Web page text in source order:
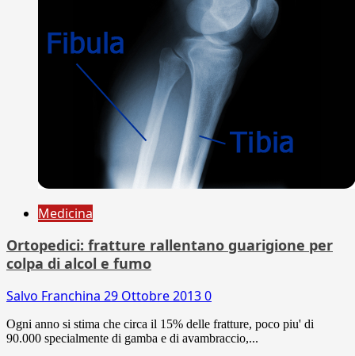
Medicina
Ortopedici: fratture rallentano guarigione per
colpa di alcol e fumo
Salvo Franchina 29 Ottobre 20130
Ogni anno si stima che circa il 15% delle fratture, poco piu' di
90.000 specialmente di gamba e di avambraccio,...